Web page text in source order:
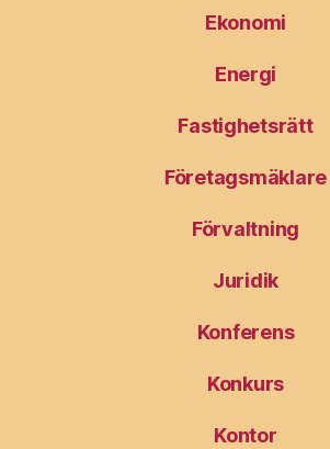
Ekonomi
Energi
Fastighetsrätt
Företagsmäklare
Förvaltning
Juridik
Konferens
Konkurs
Kontor